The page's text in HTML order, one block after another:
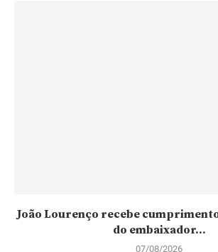
João Lourenço recebe
do embaixador...
07/08/2026